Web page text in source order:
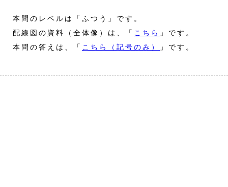
本問のレベルは「ふつう」です。
配線図の資料（全体像）は、「 こちら
」です。
本問の答えは、「 こちら（記号のみ） 」です。